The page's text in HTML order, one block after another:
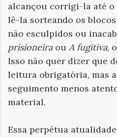
alcançou corrigi-la até
lê-la sorteando os
não esculpidos ou
prisioneira ou A fugitiva,
Isso não quer dizer que
leitura obrigatória, mas
seguimento menos
material.
Essa perpétua